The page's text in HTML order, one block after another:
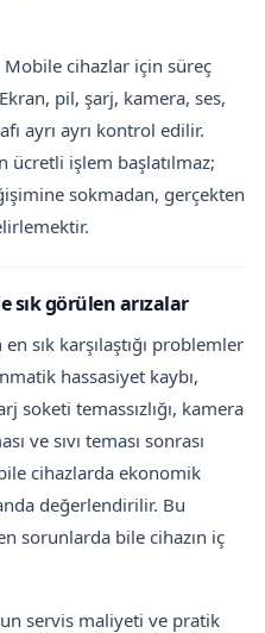
Mobile cihazlar için süreç
pil, şarj, kamera, ses,
ayrı ayrı kontrol edilir.
ücretli işlem başlatılmaz;
sokmadan, gerçekten
sık görülen arızalar
sık karşılaştığı problemler
hassasiyet kaybı,
soketi temassızlığı, kamera
ve sıvı teması sonrası
cihazlarda ekonomik
değerlendirilir. Bu
sorunlarda bile cihazın iç
servis maliyeti ve pratik